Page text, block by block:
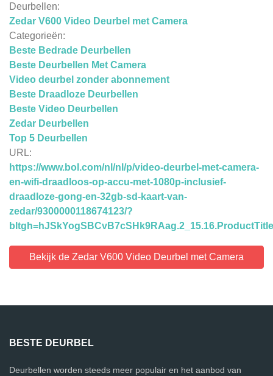
Deurbellen:
Zedar V600 Video Deurbel met Camera
Categorieën:
Beste Bedrade Deurbellen
Beste Deurbellen Met Camera
Video deurbel zonder abonnement
Beste Draadloze Deurbellen
Beste Video Deurbellen
Zedar Deurbellen
Top 5 Deurbellen
URL:
https://www.bol.com/nl/nl/p/video-deurbel-met-camera-
en-wifi-draadloos-op-accu-met-1080p-inclusief-
draadloze-gong-en-32gb-sd-kaart-van-
zedar/9300000118674123/?
Bekijk de Zedar V600 Video Deurbel met Camera
BESTE DEURBEL
Deurbellen worden steeds meer populair en het aanbod van